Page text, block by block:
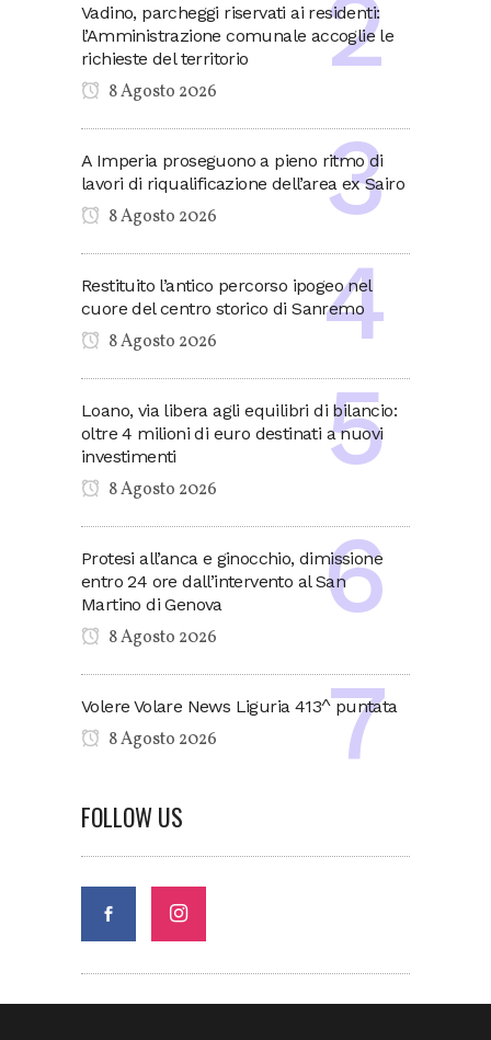
Vadino, parcheggi riservati ai residenti:
l’Amministrazione comunale accoglie le
richieste del territorio
8 Agosto 2026
A Imperia proseguono a pieno ritmo di
lavori di riqualificazione dell’area ex Sairo
8 Agosto 2026
Restituito l’antico percorso ipogeo nel
cuore del centro storico di Sanremo
8 Agosto 2026
Loano, via libera agli equilibri di bilancio:
oltre 4 milioni di euro destinati a nuovi
investimenti
8 Agosto 2026
Protesi all’anca e ginocchio, dimissione
entro 24 ore dall’intervento al San
Martino di Genova
8 Agosto 2026
Volere Volare News Liguria 413^ puntata
8 Agosto 2026
FOLLOW US